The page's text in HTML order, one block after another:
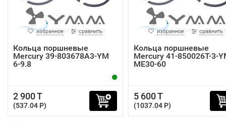
избранное сравнить
Кольца поршневые
Mercury 39-803678A3-YM
6-9.8
2 900 T
(537.04 P)
избранное сравнить
Кольца поршневые
Mercury 41-850026T-3-
ME30-60
5 600 T
(1037.04 P)